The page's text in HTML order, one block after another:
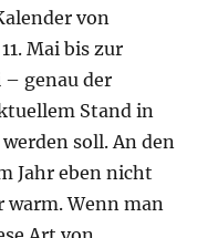
von
Mai bis zur
– genau der
Stand in
soll. An den
Jahr eben nicht
warm. Wenn man